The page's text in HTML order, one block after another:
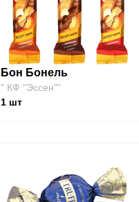
Бон Бонель
" КФ "Эссен""
1 шт